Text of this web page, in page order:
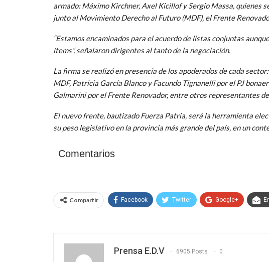
armado: Máximo Kirchner, Axel Kicillof y Sergio Massa, quienes
junto al Movimiento Derecho al Futuro (MDF), el Frente
“Estamos encaminados para el acuerdo de listas conjuntas
ítems”, señalaron dirigentes al tanto de la negociación.
La firma se realizó en presencia de los apoderados de cada
MDF, Patricia García Blanco y Facundo Tignanelli por el PJ
Galmarini por el Frente Renovador, entre otros representantes
El nuevo frente, bautizado Fuerza Patria, será la herramienta
su peso legislativo en la provincia más grande del país, en un
Comentarios
Compartir Facebook Twitter Google+
Prensa E.D.V 6905 Posts 0